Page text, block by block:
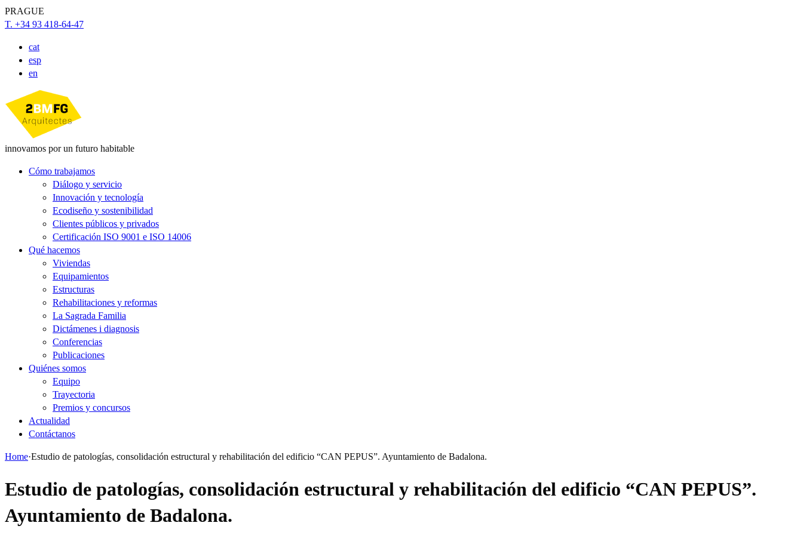
PRAGUE
T. +34 93 418-64-47
cat
esp
en
innovamos por un futuro habitable
Cómo trabajamos
Diálogo y servicio
Innovación y tecnología
Ecodiseño y sostenibilidad
Clientes públicos y privados
Certificación ISO 9001 e ISO 14006
Qué hacemos
Viviendas
Equipamientos
Estructuras
Rehabilitaciones y reformas
La Sagrada Familia
Dictámenes i diagnosis
Conferencias
Publicaciones
Quiénes somos
Equipo
Trayectoria
Premios y concursos
Actualidad
Contáctanos
Home·Estudio de patologías, consolidación estructural y rehabilitación del edificio “CAN PEPUS”. Ayuntamiento de Badalona.
Estudio de patologías, consolidación estructural y rehabilitación del edificio “CAN PEPUS”.
Ayuntamiento de Badalona.